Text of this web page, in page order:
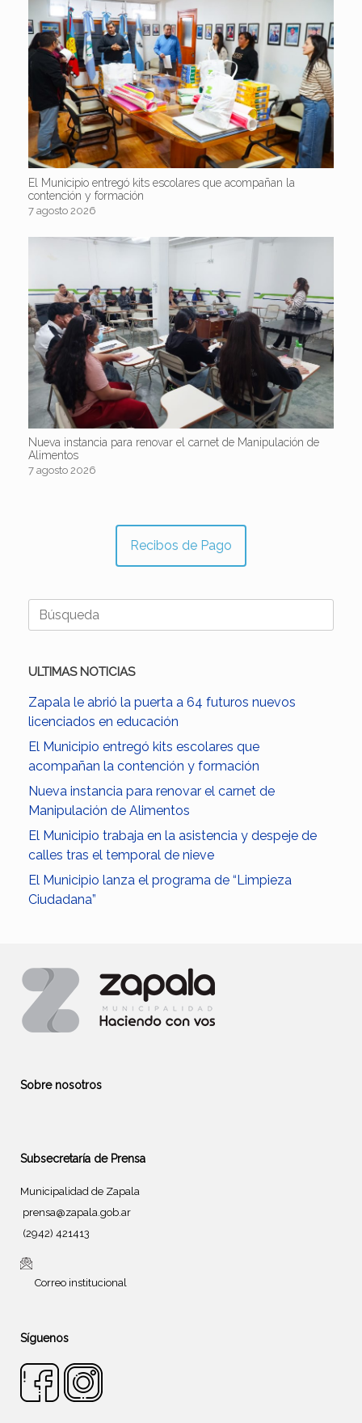
El Municipio entregó kits escolares que acompañan la
contención y formación
7 agosto 2026
Nueva instancia para renovar el carnet de Manipulación de
Alimentos
7 agosto 2026
Recibos de Pago
Buscar:
ULTIMAS NOTICIAS
Zapala le abrió la puerta a 64 futuros nuevos
licenciados en educación
El Municipio entregó kits escolares que
acompañan la contención y formación
Nueva instancia para renovar el carnet de
Manipulación de Alimentos
El Municipio trabaja en la asistencia y despeje de
calles tras el temporal de nieve
El Municipio lanza el programa de “Limpieza
Ciudadana”
Sobre nosotros
Subsecretaría de Prensa
Municipalidad de Zapala
prensa@zapala.gob.ar
(2942) 421413
Correo institucional
Síguenos